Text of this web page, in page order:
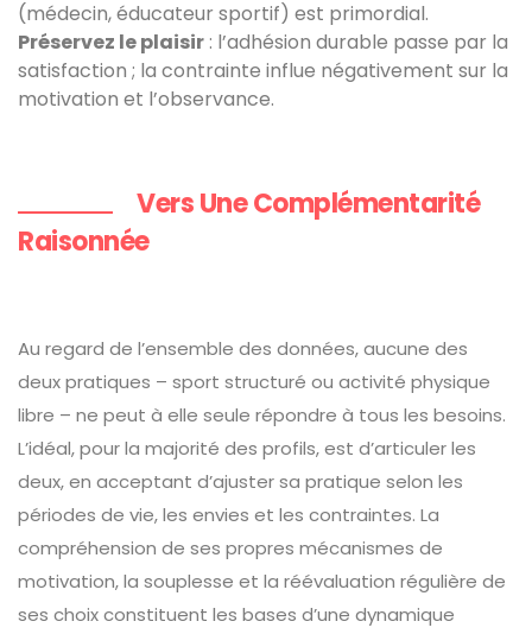
(médecin, éducateur sportif) est primordial.
Préservez le plaisir : l’adhésion durable passe par la
satisfaction ; la contrainte influe négativement sur la
motivation et l’observance.
Vers Une Complémentarité
Raisonnée
Au regard de l’ensemble des données, aucune des
deux pratiques – sport structuré ou activité physique
libre – ne peut à elle seule répondre à tous les besoins.
L’idéal, pour la majorité des profils, est d’articuler les
deux, en acceptant d’ajuster sa pratique selon les
périodes de vie, les envies et les contraintes. La
compréhension de ses propres mécanismes de
motivation, la souplesse et la réévaluation régulière de
ses choix constituent les bases d’une dynamique